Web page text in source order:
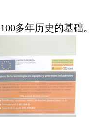
100多年历史的基础。